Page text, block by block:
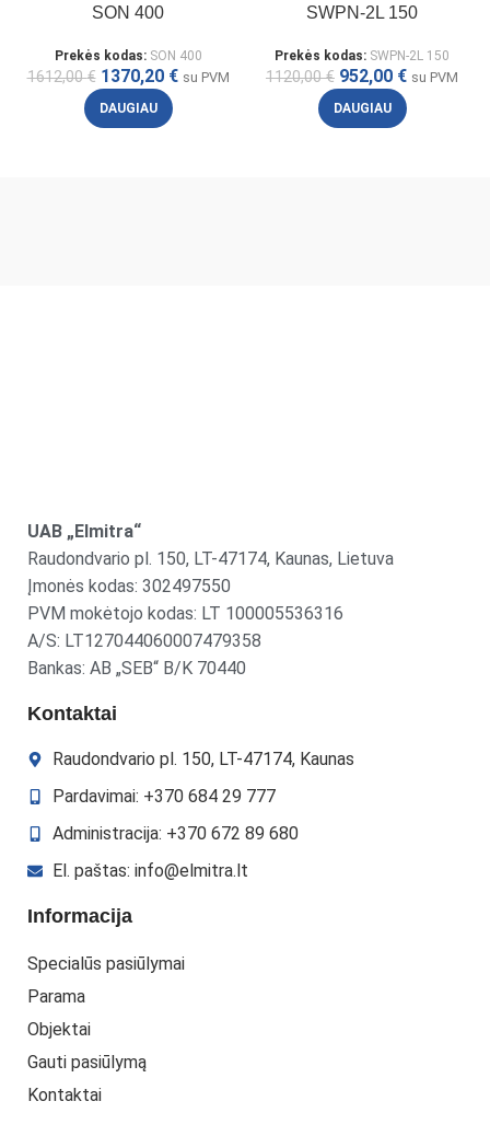
SON 400
Prekės kodas: SON 400
1612,00€ 1370,20 € su PVM
DAUGIAU
SWPN-2L 150
Prekės kodas: SWPN-2L 150
1120,00€ 952,00 € su PVM
DAUGIAU
UAB „Elmitra“
Raudondvario pl. 150, LT-47174, Kaunas, Lietuva
Įmonės kodas: 302497550
PVM mokėtojo kodas: LT 100005536316
A/S: LT127044060007479358
Bankas: AB „SEB“ B/K 70440
Kontaktai
Raudondvario pl. 150, LT-47174, Kaunas
Pardavimai: +370 684 29 777
Administracija: +370 672 89 680
El. paštas: info@elmitra.lt
Informacija
Specialūs pasiūlymai
Parama
Objektai
Gauti pasiūlymą
Kontaktai